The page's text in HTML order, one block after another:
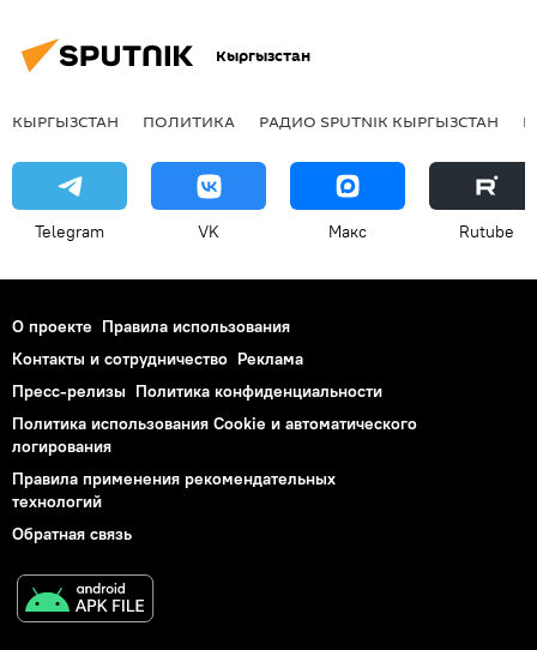
Кыргызстан
КЫРГЫЗСТАН ПОЛИТИКА РАДИО SPUTNIK КЫРГЫЗСТАН
Telegram VK Макс Rutube
О проекте Правила использования
Контакты и сотрудничество Реклама
Пресс-релизы Политика конфиденциальности
Политика использования Cookie и автоматического
логирования
Правила применения рекомендательных
технологий
Обратная связь